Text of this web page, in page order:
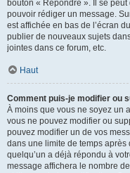
bouton « Répondre ». Il se
pouvoir rédiger un message.
est affichée en bas de l’écran
publier de nouveaux sujets
jointes dans ce forum, etc.
Haut
Comment puis-je modifier ou
À moins que vous ne soyez un
vous ne pouvez modifier ou
pouvez modifier un de vos
dans une limite de temps
quelqu’un a déjà répondu à
message affichera le nombre